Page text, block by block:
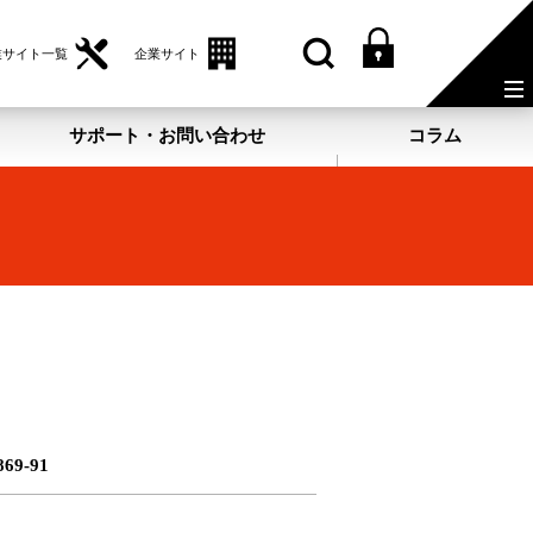
イト一覧 企業サイト
サポート・お問い合わせ コラム
91